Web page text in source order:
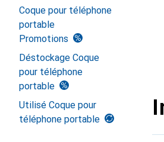
Coque pour téléphone
portable
Promotions
Déstockage Coque
pour téléphone
portable
Utilisé Coque pour
téléphone portable